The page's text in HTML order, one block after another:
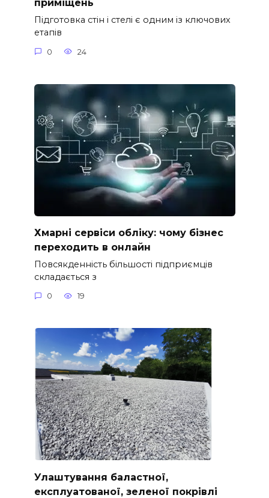
приміщень
Підготовка стін і стелі є одним із ключових
етапів
0 24
Хмарні сервіси обліку: чому бізнес
переходить в онлайн
Повсякденність більшості підприємців
складається з
0 19
Улаштування баластної,
експлуатованої, зеленої покрівлі